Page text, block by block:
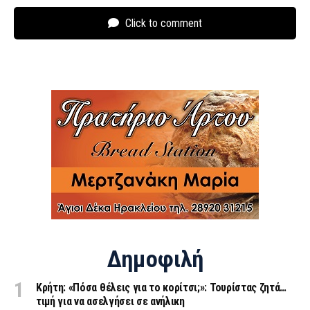
Click to comment
Δημοφιλή
Κρήτη: «Πόσα θέλεις για το κορίτσι;»: Τουρίστας ζητά…
τιμή για να ασελγήσει σε ανήλικη